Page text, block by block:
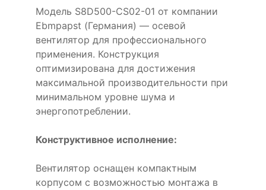
Модель S8D500-CS02-01 от компании
Ebmpapst (Германия) — осевой
вентилятор для профессионального
применения. Конструкция
оптимизирована для достижения
максимальной производительности при
минимальном уровне шума и
энергопотреблении.
Конструктивное исполнение:
Вентилятор оснащен компактным
корпусом с возможностью монтажа в